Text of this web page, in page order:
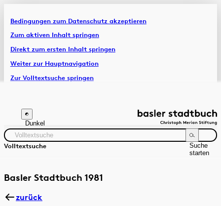
Bedingungen zum Datenschutz akzeptieren
Zum aktiven Inhalt springen
Direkt zum ersten Inhalt springen
Weiter zur Hauptnavigation
Zur Volltextsuche springen
Artikel & Dossiers
Chronik
Dunkel
Volltextsuche
Suche
starten
Zeitraum Autor:in
Basler Stadtbuch 1981
zurück